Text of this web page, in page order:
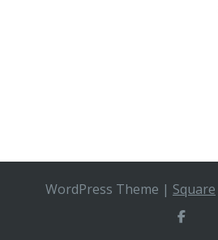
WordPress Theme | Square